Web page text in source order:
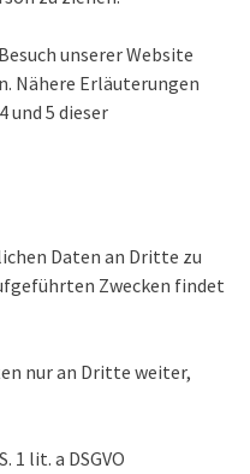
unserer Website
Nähere Erläuterungen
und 5 dieser
Daten an Dritte zu
Zwecken findet
nur an Dritte weiter,
1 lit. a DSGVO